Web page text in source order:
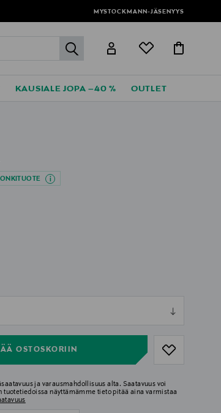
MYSTOCKMANN-JÄSENYYS
label.header.go
KAUSIALE JOPA –40 % OUTLET
OSTOSKORIIN
ja varausmahdollisuus alta. Saatavuus voi
tuotetiedoissa näyttämämme tieto pitää aina varmistaa